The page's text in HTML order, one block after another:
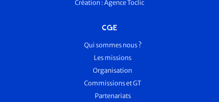
Création :Agence Toclic
CGE
Qui sommes nous ?
Les missions
Organisation
Commissions et GT
Partenariats